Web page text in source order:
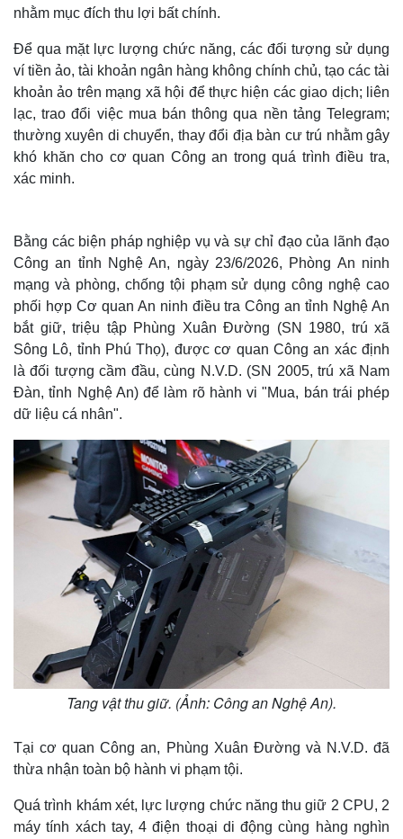
Thế giới
Cuộc sống đó đây
Multimedia
Video
Ảnh
E-Magazine
Infographic
nhằm mục đích thu lợi bất chính.
Để qua mặt lực lượng chức năng, các đối tượng sử dụng
ví tiền ảo, tài khoản ngân hàng không chính chủ, tạo các tài
khoản ảo trên mạng xã hội để thực hiện các giao dịch; liên
lạc, trao đổi việc mua bán thông qua nền tảng Telegram;
thường xuyên di chuyển, thay đổi địa bàn cư trú nhằm gây
khó khăn cho cơ quan Công an trong quá trình điều tra,
xác minh.
Bằng các biện pháp nghiệp vụ và sự chỉ đạo của lãnh đạo
Công an tỉnh Nghệ An, ngày 23/6/2026, Phòng An ninh
mạng và phòng, chống tội phạm sử dụng công nghệ cao
phối hợp Cơ quan An ninh điều tra Công an tỉnh Nghệ An
bắt giữ, triệu tập Phùng Xuân Đường (SN 1980, trú xã
Sông Lô, tỉnh Phú Thọ), được cơ quan Công an xác định
là đối tượng cầm đầu, cùng N.V.D. (SN 2005, trú xã Nam
Đàn, tỉnh Nghệ An) để làm rõ hành vi "Mua, bán trái phép
dữ liệu cá nhân".
Tang vật thu giữ. (Ảnh: Công an Nghệ An).
Tại cơ quan Công an, Phùng Xuân Đường và N.V.D. đã
thừa nhận toàn bộ hành vi phạm tội.
Quá trình khám xét, lực lượng chức năng thu giữ 2 CPU, 2
máy tính xách tay, 4 điện thoại di động cùng hàng nghìn